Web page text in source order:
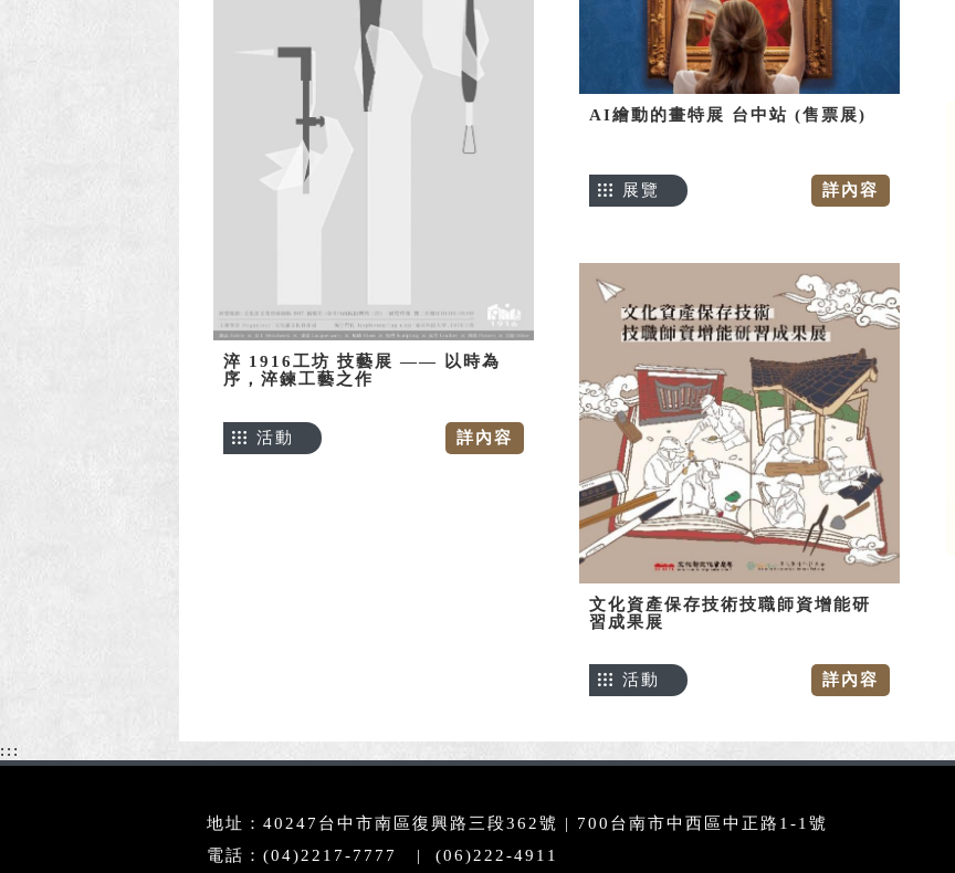
AI繪動的畫特展 台中站 (售票展)
詳內容
展覽
淬 1916工坊 技藝展 —— 以時為
序，淬鍊工藝之作
詳內容
活動
文化資產保存技術技職師資增能研
習成果展
詳內容
活動
:::
地址：40247台中市南區復興路三段362號 | 700台南市中西區中正路1-1號
電話：(04)2217-7777 | (06)222-4911